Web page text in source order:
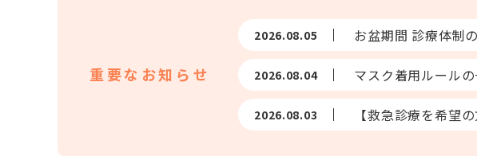
重要なお知らせ
2026.08.05 お盆期間 診療体制
2026.08.04 マスク着用ルール
2026.08.03 【救急診療を希望